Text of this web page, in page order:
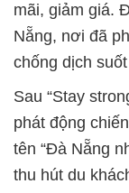
mãi, giảm giá.
Nẵng, nơi đã
chống dịch
Sau “Stay
phát động
tên “Đà Nẵng
thu hút du